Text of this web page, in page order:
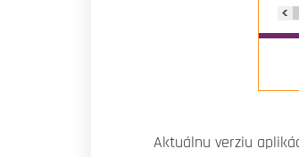
Aktuálnu verziu